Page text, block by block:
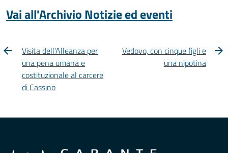
Vai all'Archivio Notizie ed eventi
Visita dell’Alleanza per
una pena umana e
costituzionale al carcere
di Cassino
Vedovo, con cinque figli e
una nipotina